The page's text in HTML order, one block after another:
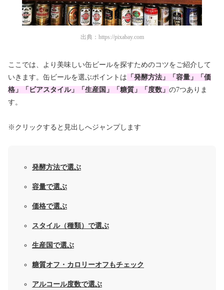
出典： https://pixabay.com
ここでは、より美味しい缶ビールを探すためのコツをご紹介して
いきます。缶ビールを選ぶポイントは 「発酵方法」「容量」「価
格」「ビアスタイル」「生産国」「糖質」「度数」 の7つありま
す。
※クリックすると見出しへジャンプします
発酵方法で選ぶ
容量で選ぶ
価格で選ぶ
スタイル（種類）で選ぶ
生産国で選ぶ
糖質オフ・カロリーオフもチェック
アルコール度数で選ぶ